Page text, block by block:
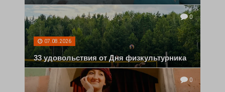
0
07.08.2026
33 удовольствия от Дня физкультурника
0